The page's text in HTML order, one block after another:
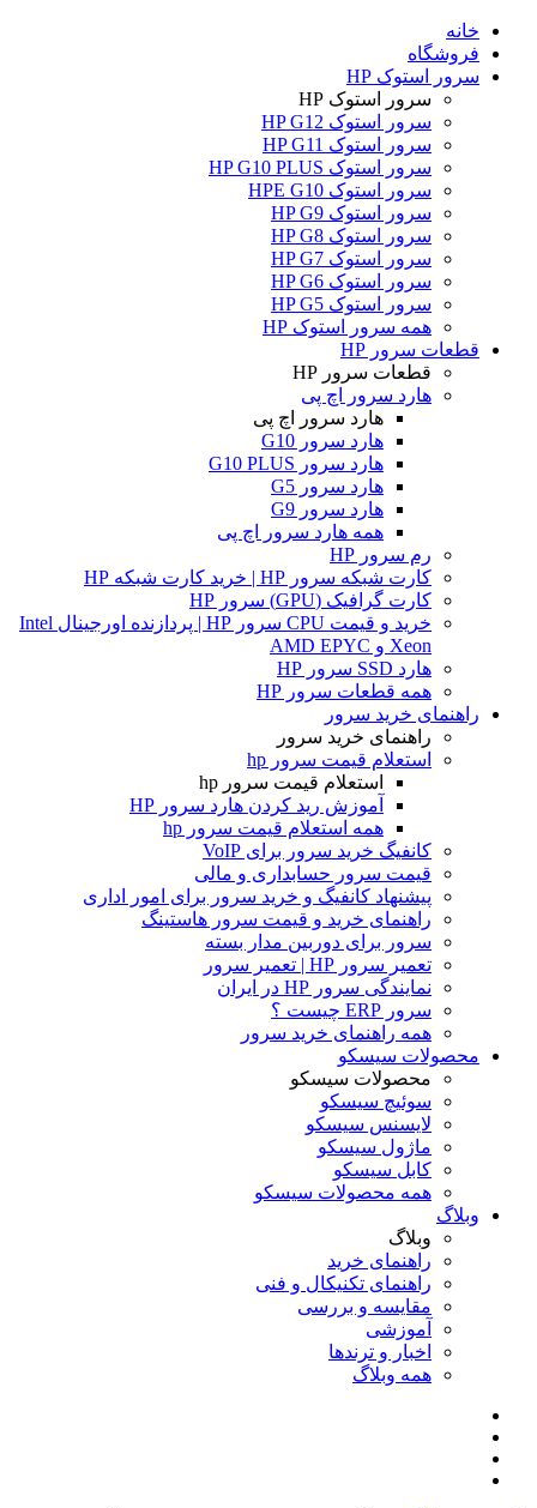
خانه
فروشگاه
سرور استوک HP
سرور استوک HP
سرور استوک HP G12
سرور استوک HP G11
سرور استوک HP G10 PLUS
سرور استوک HPE G10
سرور استوک HP G9
سرور استوک HP G8
سرور استوک HP G7
سرور استوک HP G6
سرور استوک HP G5
همه سرور استوک HP
قطعات سرور HP
قطعات سرور HP
هارد سرور اچ پی
هارد سرور اچ پی
هارد سرور G10
هارد سرور G10 PLUS
هارد سرور G5
هارد سرور G9
همه هارد سرور اچ پی
رم سرور HP
کارت شبکه سرور HP | خرید کارت شبکه HP
کارت گرافیک (GPU) سرور HP
خرید و قیمت CPU سرور HP | پردازنده اورجینال Intel
Xeon و AMD EPYC
هارد SSD سرور HP
همه قطعات سرور HP
راهنمای خرید سرور
راهنمای خرید سرور
استعلام قیمت سرور hp
استعلام قیمت سرور hp
آموزش ريد كردن هارد سرور HP
همه استعلام قیمت سرور hp
کانفیگ خرید سرور برای VoIP
قیمت سرور حسابداری و مالی
پیشنهاد کانفیگ و خرید سرور برای امور اداری
راهنمای خرید و قیمت سرور هاستینگ
سرور برای دوربین مدار بسته
تعمیر سرور HP | تعمیر سرور
نمایندگی سرور HP در ایران
سرور ERP چیست ؟
همه راهنمای خرید سرور
محصولات سیسکو
محصولات سیسکو
سوئیچ سیسکو
لایسنس سیسکو
ماژول سیسکو
کابل سیسکو
همه محصولات سیسکو
وبلاگ
وبلاگ
راهنمای خرید
راهنمای تکنیکال و فنی
مقایسه و بررسی
آموزشی
اخبار و ترندها
همه وبلاگ